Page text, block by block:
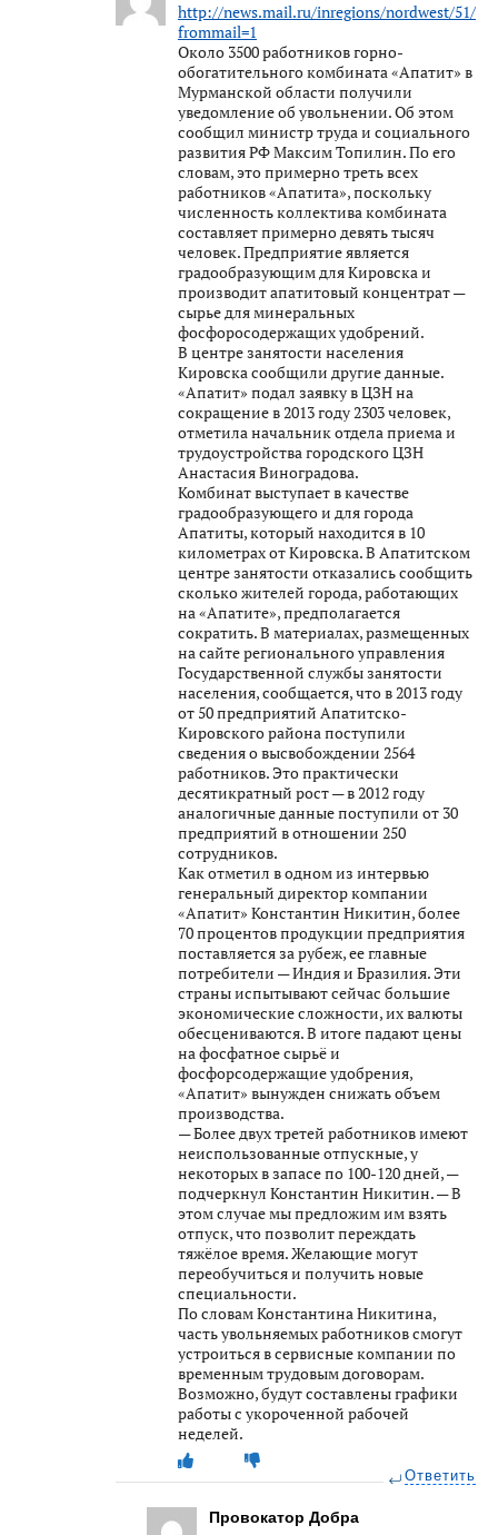
http://news.mail.ru/inregions/nordwest/51/
frommail=1
Около 3500 работников горно-
обогатительного комбината «Апатит» в
Мурманской области получили
уведомление об увольнении. Об этом
сообщил министр труда и социального
развития РФ Максим Топилин. По его
словам, это примерно треть всех
работников «Апатита», поскольку
численность коллектива комбината
составляет примерно девять тысяч
человек. Предприятие является
градообразующим для Кировска и
производит апатитовый концентрат —
сырье для минеральных
фосфоросодержащих удобрений.
В центре занятости населения
Кировска сообщили другие данные.
«Апатит» подал заявку в ЦЗН на
сокращение в 2013 году 2303 человек,
отметила начальник отдела приема и
трудоустройства городского ЦЗН
Анастасия Виноградова.
Комбинат выступает в качестве
градообразующего и для города
Апатиты, который находится в 10
километрах от Кировска. В Апатитском
центре занятости отказались сообщить
сколько жителей города, работающих
на «Апатите», предполагается
сократить. В материалах, размещенных
на сайте регионального управления
Государственной службы занятости
населения, сообщается, что в 2013 году
от 50 предприятий Апатитско-
Кировского района поступили
сведения о высвобождении 2564
работников. Это практически
десятикратный рост — в 2012 году
аналогичные данные поступили от 30
предприятий в отношении 250
сотрудников.
Как отметил в одном из интервью
генеральный директор компании
«Апатит» Константин Никитин, более
70 процентов продукции предприятия
поставляется за рубеж, ее главные
потребители — Индия и Бразилия. Эти
страны испытывают сейчас большие
экономические сложности, их валюты
обесцениваются. В итоге падают цены
на фосфатное сырьё и
фосфорсодержащие удобрения,
«Апатит» вынужден снижать объем
производства.
— Более двух третей работников имеют
неиспользованные отпускные, у
некоторых в запасе по 100-120 дней, —
подчеркнул Константин Никитин. — В
этом случае мы предложим им взять
отпуск, что позволит переждать
тяжёлое время. Желающие могут
переобучиться и получить новые
специальности.
По словам Константина Никитина,
часть увольняемых работников смогут
устроиться в сервисные компании по
временным трудовым договорам.
Возможно, будут составлены графики
работы с укороченной рабочей
неделей.
Ответить
Провокатор Добра